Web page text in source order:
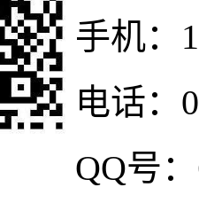
手机：
电话：
QQ号